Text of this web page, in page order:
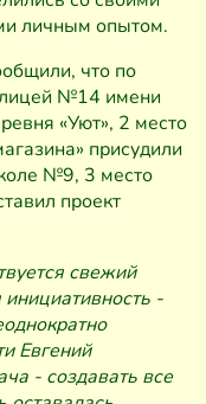
личным опытом.
что по
№14 имени
«Уют», 2 место
присудили
№9, 3 место
проект
свежий
-
Евгений
- создавать все